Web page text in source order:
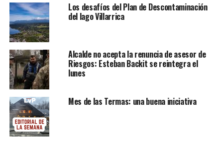
Los desafíos del Plan de Descontaminación
del lago Villarrica
Alcalde no acepta la renuncia de asesor de
Riesgos: Esteban Backit se reintegra el
lunes
Mes de las Termas: una buena iniciativa